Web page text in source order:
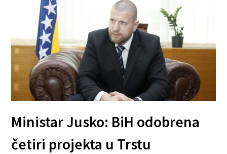
Ministar Jusko: BiH odobrena
četiri projekta u Trstu